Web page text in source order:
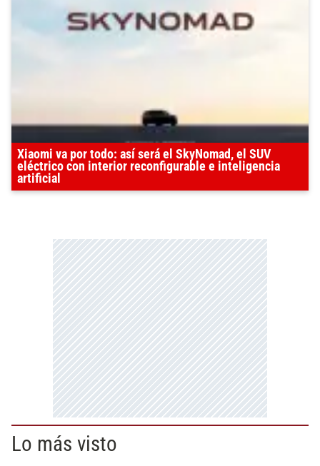
Xiaomi va por todo: así será el SkyNomad, el SUV
eléctrico con interior reconfigurable e inteligencia
artificial
Lo más visto